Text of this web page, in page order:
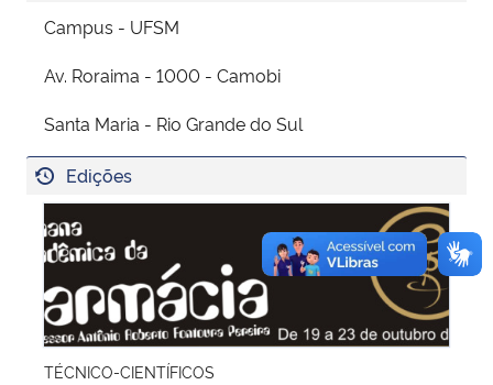
Campus - UFSM
Av. Roraima - 1000 - Camobi
Santa Maria - Rio Grande do Sul
Edições
Semana Acadêmica da Farmácia - Professor Antônio
TÉCNICO-CIENTÍFICOS